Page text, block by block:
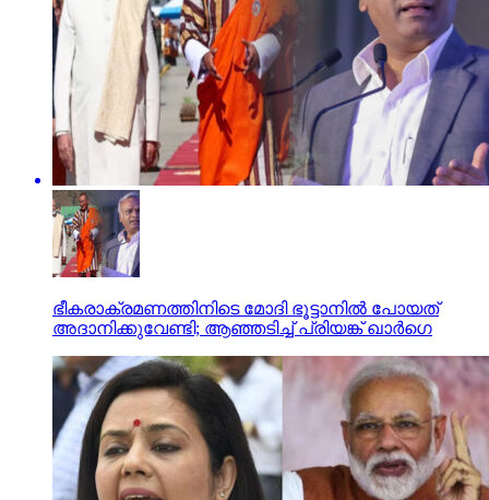
ഭീകരാക്രമണത്തിനിടെ മോദി ഭൂട്ടാനില്‍ പോയത്
അദാനിക്കുവേണ്ടി; ആഞ്ഞടിച്ച് പ്രിയങ്ക് ഖാര്‍ഗെ